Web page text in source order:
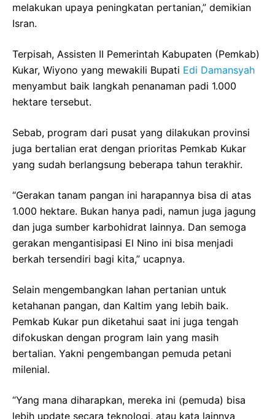
melakukan upaya peningkatan pertanian,” demikian
Isran.
Terpisah, Assisten II Pemerintah Kabupaten (Pemkab)
Kukar, Wiyono yang mewakili Bupati Edi Damansyah
menyambut baik langkah penanaman padi 1.000
hektare tersebut.
Sebab, program dari pusat yang dilakukan provinsi
juga bertalian erat dengan prioritas Pemkab Kukar
yang sudah berlangsung beberapa tahun terakhir.
“Gerakan tanam pangan ini harapannya bisa di atas
1.000 hektare. Bukan hanya padi, namun juga jagung
dan juga sumber karbohidrat lainnya. Dan semoga
gerakan mengantisipasi El Nino ini bisa menjadi
berkah tersendiri bagi kita,” ucapnya.
Selain mengembangkan lahan pertanian untuk
ketahanan pangan, dan Kaltim yang lebih baik.
Pemkab Kukar pun diketahui saat ini juga tengah
difokuskan dengan program lain yang masih
bertalian. Yakni pengembangan pemuda petani
milenial.
“Yang mana diharapkan, mereka ini (pemuda) bisa
lebih update secara teknologi, atau kata lainnya